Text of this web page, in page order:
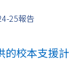
25報告
的校本支援計